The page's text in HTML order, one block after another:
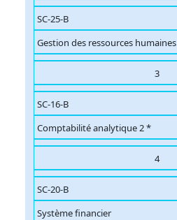
SC-25-B
Gestion des ressources humaines
3
SC-16-B
Comptabilité analytique 2 *
4
SC-20-B
Système financier